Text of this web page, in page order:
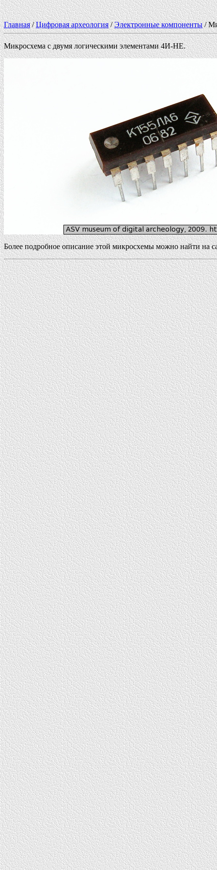
Главная/Цифровая археология/Электронные компоненты/
Микросхема с двумя логическими элементами 4И-НЕ.
Более подробное описание этой микросхемы можно найти на